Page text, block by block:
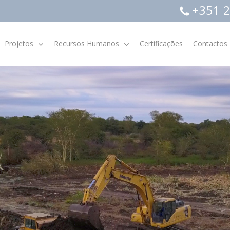
+351
Indicadores Económicos e
Financeiros
Relatórios e Contas
Projetos Recursos Humanos Certificações Contactos